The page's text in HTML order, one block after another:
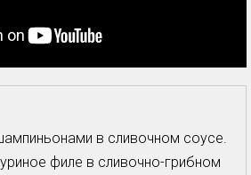
в сливочном соусе.
филе в сливочно-грибном